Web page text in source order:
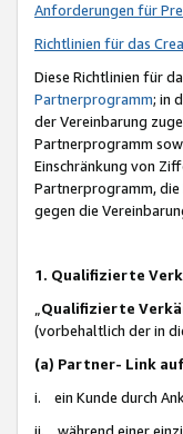
Anforderungen für
Richtlinien für das
Diese Richtlinien für
Partnerprogramm; in
der Vereinbarung
Partnerprogramm
Einschränkung von
Partnerprogramm,
gegen die
1. Qualifizierte
Qualifizierte
(vorbehaltlich der in
(a) Partner- Link
i. ein Kunde durch
ii. während einer